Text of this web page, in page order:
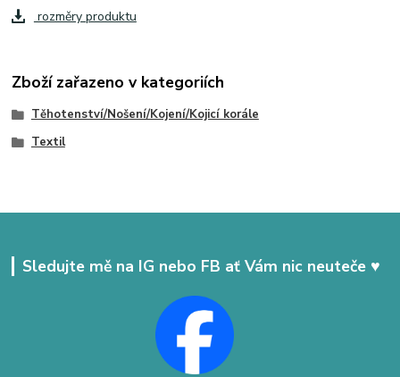
rozměry produktu
Zboží zařazeno v kategoriích
Těhotenství/Nošení/Kojení/Kojicí korále
Textil
Sledujte mě na IG nebo FB ať Vám nic neuteče ♥